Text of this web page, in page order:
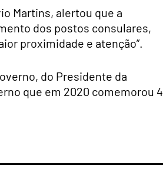
Martins, alertou que a
dos postos consulares,
proximidade e atenção”.
do Presidente da
que em 2020 comemorou